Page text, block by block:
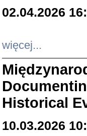
02.04.2026
więcej...
Historical
10.03.2026